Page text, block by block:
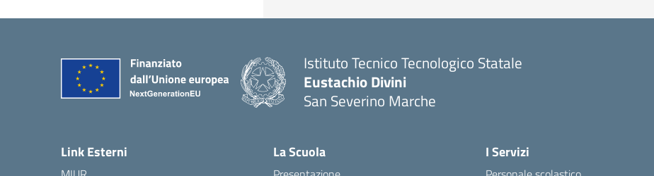
Istituto Tecnico Tecnologico Statale
Eustachio Divini
San Severino Marche
Link Esterni La Scuola I Servizi